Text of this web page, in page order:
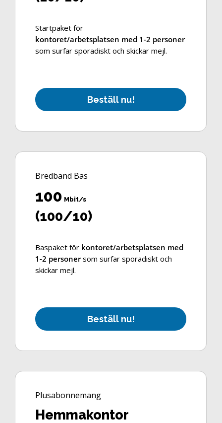
Startpaket för
kontoret/arbetsplatsen med 1-2 personer
som surfar sporadiskt och skickar mejl.
Beställ nu!
Bredband Bas
100 Mbit/s
(100/10)
Baspaket för kontoret/arbetsplatsen med
1-2 personersom surfar sporadiskt och
skickar mejl.
Beställ nu!
Plusabonnemang
Hemmakontor